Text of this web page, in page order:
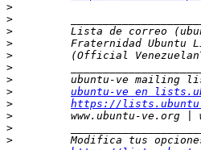
>
>
>
>
>
>
>
>
ubuntu-ve en
>
https://
>
>
>